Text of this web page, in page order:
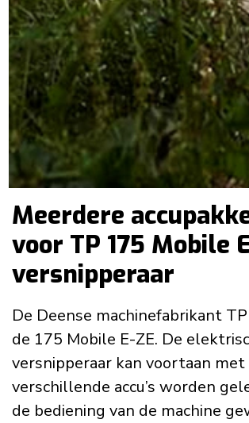
Meerdere
voor TP 175 Mobile
versnipperaar
De Deense machinefabrikant
de 175 Mobile E-ZE. De
versnipperaar kan voortaan met
verschillende accu’s worden
de bediening van de machine